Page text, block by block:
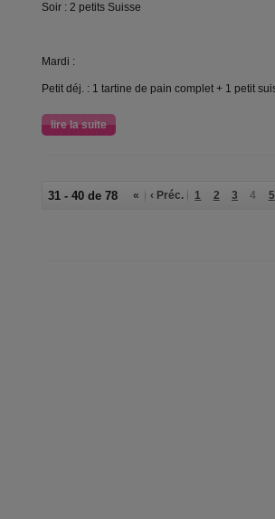
Soir : 2 petits Suisse
Mardi :
Petit déj. : 1 tartine de pain complet + 1 petit
lire la suite
31 - 40 de 78 « ‹ Préc. 1 2 3 4 5